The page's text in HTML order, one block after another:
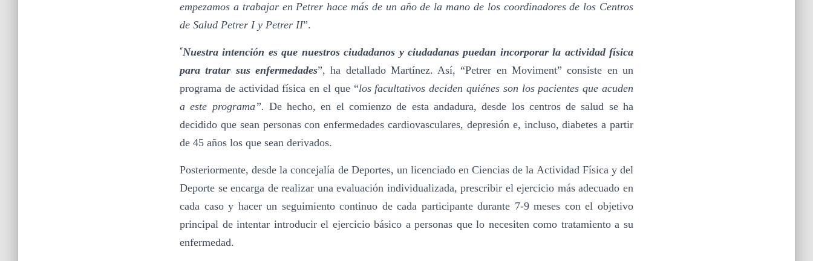
empezamos a trabajar en Petrer hace más de un año de la mano de los coordinadores de los Centros
de Salud Petrer I y Petrer II”.
“Nuestra intención es que nuestros ciudadanos y ciudadanas puedan incorporar la actividad física
para tratar sus enfermedades”, ha detallado Martínez. Así, “Petrer en Moviment” consiste en un
programa de actividad física en el que “los facultativos deciden quiénes son los pacientes que acuden
a este programa”. De hecho, en el comienzo de esta andadura, desde los centros de salud se ha
decidido que sean personas con enfermedades cardiovasculares, depresión e, incluso, diabetes a partir
de 45 años los que sean derivados.
Posteriormente, desde la concejalía de Deportes, un licenciado en Ciencias de la Actividad Física y del
Deporte se encarga de realizar una evaluación individualizada, prescribir el ejercicio más adecuado en
cada caso y hacer un seguimiento continuo de cada participante durante 7-9 meses con el objetivo
principal de intentar introducir el ejercicio básico a personas que lo necesiten como tratamiento a su
enfermedad.